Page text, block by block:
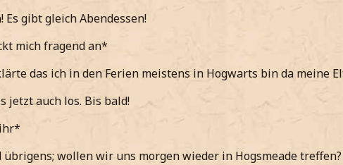
Es gibt gleich Abendessen!
mich fragend an*
das ich in den Ferien meistens in Hogwarts bin da meine
jetzt auch los. Bis bald!
übrigens; wollen wir uns morgen wieder in Hogsmeade treffen?